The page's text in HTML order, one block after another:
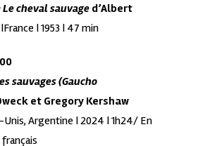
cheval sauvage d’Albert
| 1953 | 47 min
sauvages (Gaucho
et Gregory Kershaw
Argentine | 2024 | 1h24/ En